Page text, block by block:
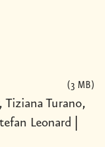
Tiziana Turano,
Leonard |
3 MB